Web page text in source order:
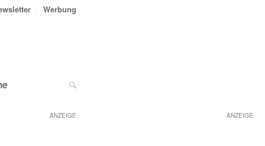
ANZEIGE
Werbung
ANZEIGE